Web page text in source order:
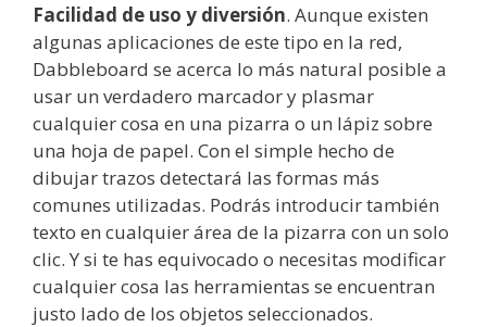
Facilidad de uso y diversión. Aunque existen
algunas aplicaciones de este tipo en la red,
Dabbleboard se acerca lo más natural posible a
usar un verdadero marcador y plasmar
cualquier cosa en una pizarra o un lápiz sobre
una hoja de papel. Con el simple hecho de
dibujar trazos detectará las formas más
comunes utilizadas. Podrás introducir también
texto en cualquier área de la pizarra con un solo
clic. Y si te has equivocado o necesitas modificar
cualquier cosa las herramientas se encuentran
justo lado de los objetos seleccionados.